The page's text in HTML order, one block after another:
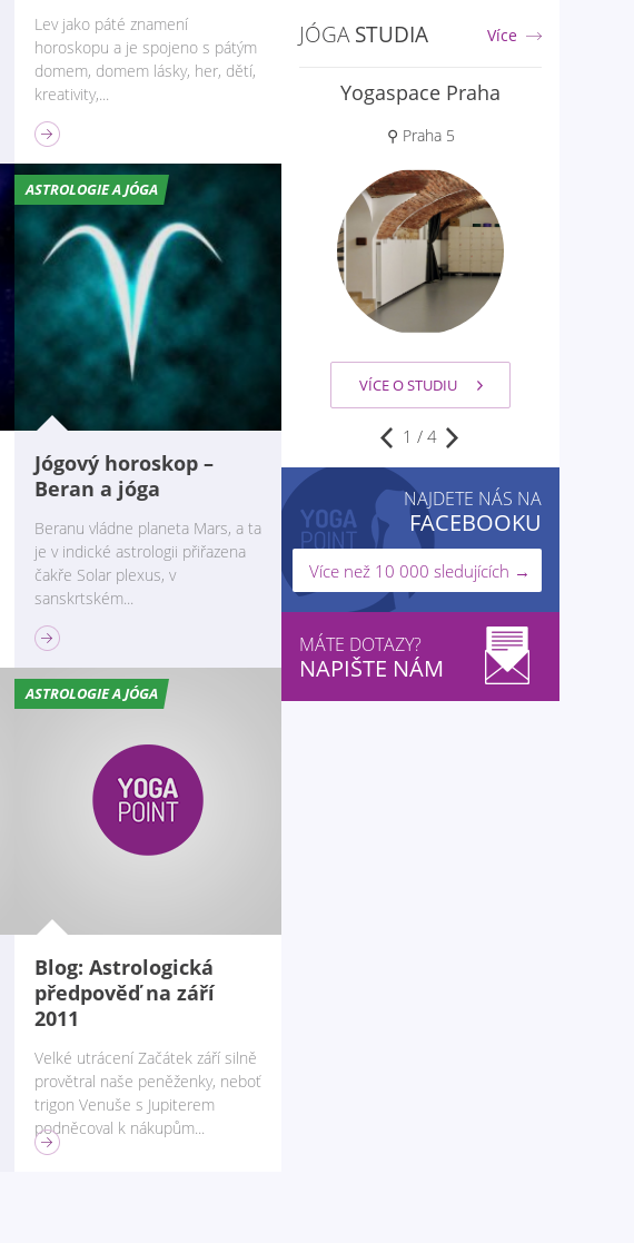
Lev jako páté znamení
horoskopu a je spojeno s pátým
domem, domem lásky, her, dětí,
kreativity,...
ASTROLOGIE A JÓGA
Jógový horoskop –
Beran a jóga
Beranu vládne planeta Mars, a ta
je v indické astrologii přiřazena
čakře Solar plexus, v
sanskrtském...
ASTROLOGIE A JÓGA
Blog: Astrologická
předpověď na září
2011
Velké utrácení Začátek září silně
provětral naše peněženky, neboť
trigon Venuše s Jupiterem
podněcoval k nákupům...
JÓGASTUDIA Více
Jóga Prostor
⚲ Poděbrady
VÍCE O STUDIU
2 / 4
NAJDETE NÁS NA
FACEBOOKU
Více než 10 000 sledujících →
MÁTE DOTAZY?
NAPIŠTE NÁM